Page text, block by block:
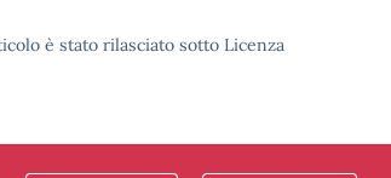
è stato rilasciato sotto Licenza